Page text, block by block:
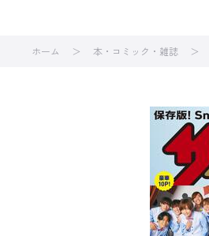
ホーム 本・コミック・雑誌